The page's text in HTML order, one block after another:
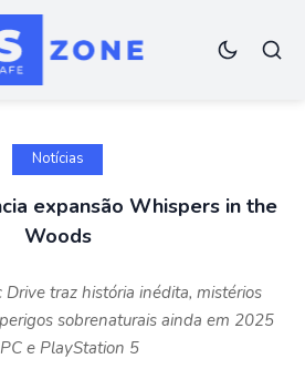
Notícias
expansão Whispers in the
Woods
Drive traz história inédita, mistérios
sobrenaturais ainda em 2025
e PlayStation 5